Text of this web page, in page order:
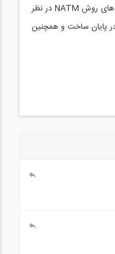
صرف نظر کنند. یکی از دغدغه‌های روش NATM در نظر
پایان ساخت و همچنین